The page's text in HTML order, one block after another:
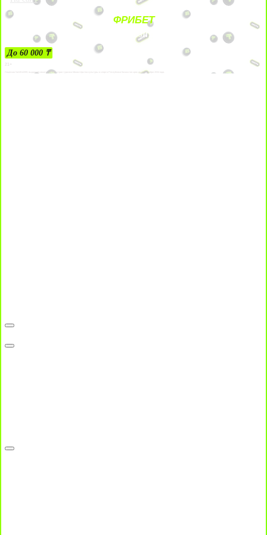
ФРИБЕТ
ЗА ДЕПОЗИТЫ
До 60 000 ₸
21+
Лицензии №24514359, выданной комитетом индустрии туризма Министерства культуры и спорта Республики Казахстан срок до 27 сентября 2034 года.